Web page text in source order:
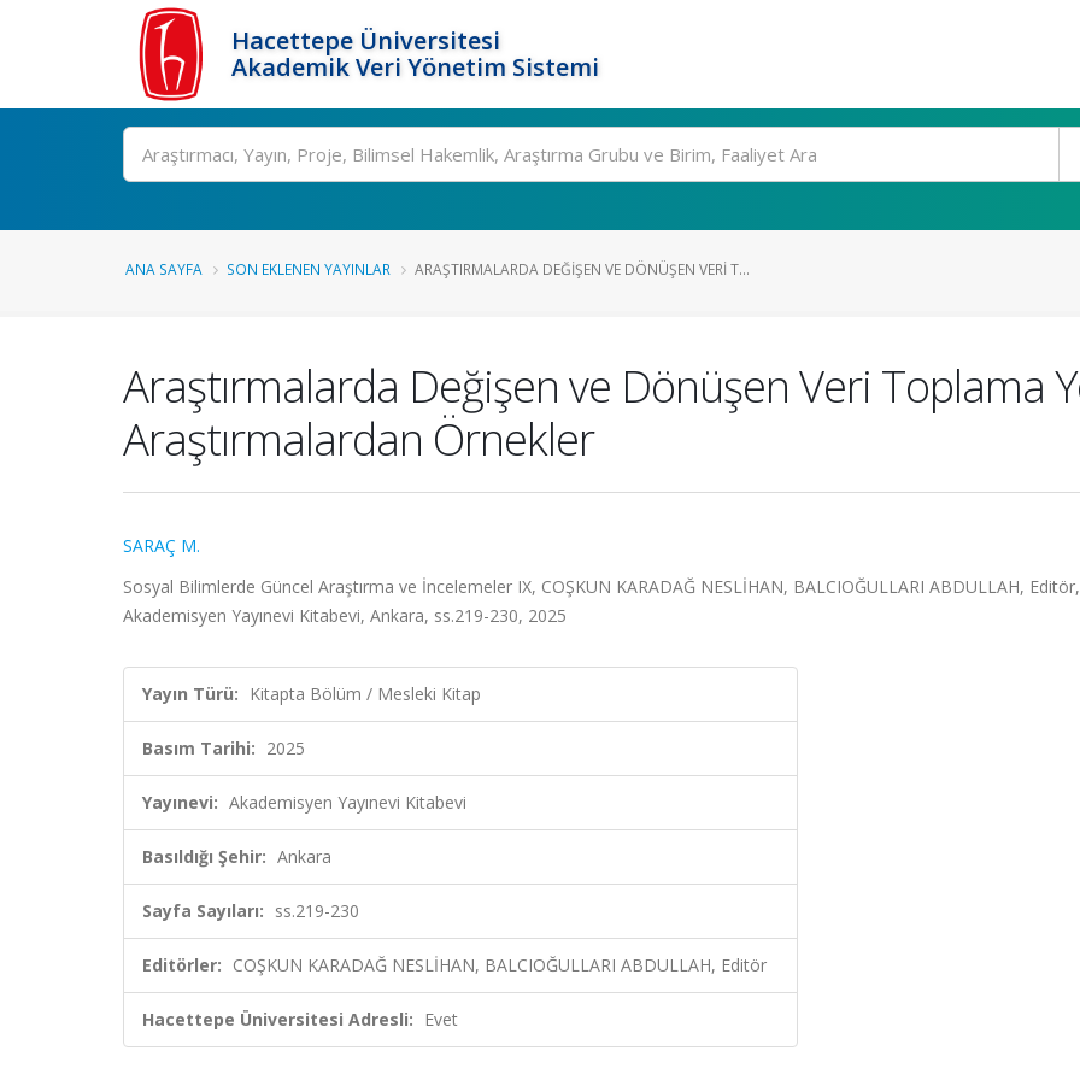
Hacettepe Üniversitesi
Akademik Veri Yönetim Sistemi
Ara
ANA SAYFA SON EKLENEN YAYINLAR ARAŞTIRMALARDA DEĞIŞEN VE DÖNÜŞEN VERI T...
Araştırmalarda Değişen ve Dönüşen Veri Toplama
Araştırmalardan Örnekler
SARAÇ M.
Sosyal Bilimlerde Güncel Araştırma ve İncelemeler IX, COŞKUN KARADAĞ NESLİHAN, BALCIOĞULLARI ABDULLAH, Editör,
Akademisyen Yayınevi Kitabevi, Ankara, ss.219-230, 2025
Yayın Türü: Kitapta Bölüm / Mesleki Kitap
Basım Tarihi: 2025
Yayınevi: Akademisyen Yayınevi Kitabevi
Basıldığı Şehir: Ankara
Sayfa Sayıları: ss.219-230
Editörler: COŞKUN KARADAĞ NESLİHAN, BALCIOĞULLARI ABDULLAH, Editör
Hacettepe Üniversitesi Adresli: Evet